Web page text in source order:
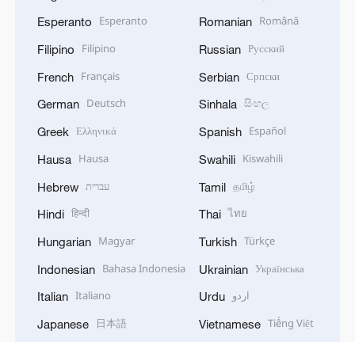
Esperanto Esperanto
Filipino Filipino
French Français
German Deutsch
Greek Ελληνικά
Hausa Hausa
Hebrew עברית
Hindi हिन्दी
Hungarian Magyar
Indonesian Bahasa Indonesia
Italian Italiano
Japanese
日本語
Romanian Română
Russian Русский
Serbian Српски
Sinhala සිංහල
Spanish Español
Swahili Kiswahili
Tamil தமிழ்
Thai ไทย
Turkish Türkçe
Ukrainian Українська
Urdu اردو
Vietnamese Tiếng Việt